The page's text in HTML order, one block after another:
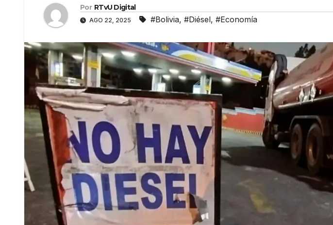
Por RTvU Digital
AGO 22, 2025 #Bolivia, #Diésel, #Economía